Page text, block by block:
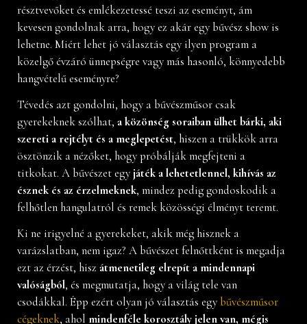
résztvevőket és emlékezetessé teszi az eseményt, ám
kevesen gondolnak arra, hogy ez akár egy bűvész show is
lehetne. Miért lehet jó választás egy ilyen program a
közelgő évzáró ünnepségre vagy más hasonló, könnyedebb
hangvételű eseményre?
Tévedés azt gondolni, hogy a bűvészműsor csak
gyerekeknek szólhat,a közönség soraiban ülhet bárki, aki
szereti a rejtélyt és a meglepetést, hiszen a trükkök arra
ösztönzik a nézőket, hogy próbálják megfejteni a
titkokat. A bűvészet egyjáték a lehetetlennel, kihívás az
észnek és az érzelmeknek, mindez pedig gondoskodik a
felhőtlen hangulatról és remek közösségi élményt teremt.
Ki ne irigyelné a gyerekeket, akik még hisznek a
varázslatban, nem igaz? A bűvészet felnőttként is megadja
ezt az érzést, hiszátmenetileg elrepít a mindennapi
valóságból, és megmutatja, hogy a világ tele van
csodákkal. Épp ezért olyan jó választás egy bűvészműsor
cégeknek, aholmindenféle korosztály jelen van, mégis